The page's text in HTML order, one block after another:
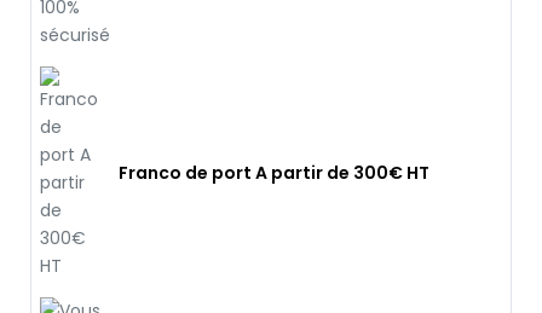
Franco de port A partir de 300€ HT